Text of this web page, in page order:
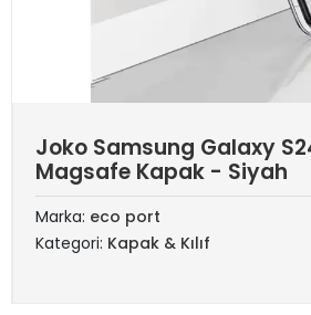
Joko Samsung Galaxy
Magsafe Kapak - Siyah
Marka: eco port
Kategori: Kapak & Kılıf